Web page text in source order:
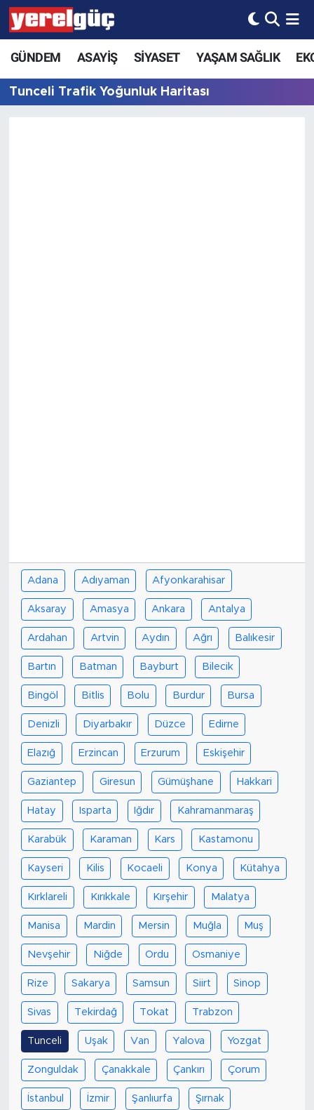
GÜNDEM ASAYİŞ SİYASET YAŞAM SAĞLIK
Tunceli Trafik Yoğunluk Haritası
Adana Adıyaman Afyonkarahisar
Aksaray Amasya Ankara Antalya
Ardahan Artvin Aydın Ağrı Balıkesir
Bartın Batman Bayburt Bilecik
Bingöl Bitlis Bolu Burdur Bursa
Denizli Diyarbakır Düzce Edirne
Elazığ Erzincan Erzurum Eskişehir
Gaziantep Giresun Gümüşhane Hakkari
Hatay Isparta Iğdır Kahramanmaraş
Karabük Karaman Kars Kastamonu
Kayseri Kilis Kocaeli Konya Kütahya
Kırklareli Kırıkkale Kırşehir Malatya
Manisa Mardin Mersin Muğla Muş
Nevşehir Niğde Ordu Osmaniye
Rize Sakarya Samsun Siirt Sinop
Sivas Tekirdağ Tokat Trabzon
Tunceli Uşak Van Yalova Yozgat
Zonguldak Çanakkale Çankırı Çorum
İstanbul İzmir Şanlıurfa Şırnak